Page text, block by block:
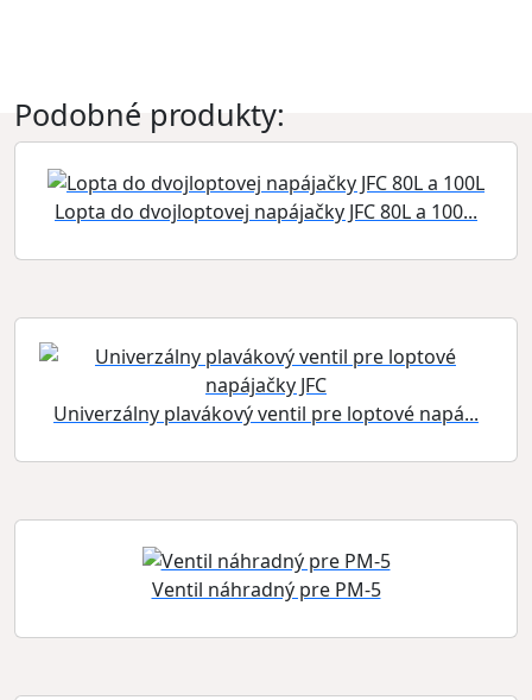
Podobné produkty:
Lopta do dvojloptovej napájačky JFC 80L a 100...
Univerzálny plavákový ventil pre loptové napá...
Ventil náhradný pre PM-5